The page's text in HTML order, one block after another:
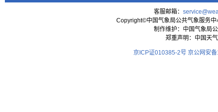
客服邮箱：
Copyright©中国气象局公共气象服务
制作维护：中国气象局
郑重声明：中国天
京ICP证010385-2号 京公网安